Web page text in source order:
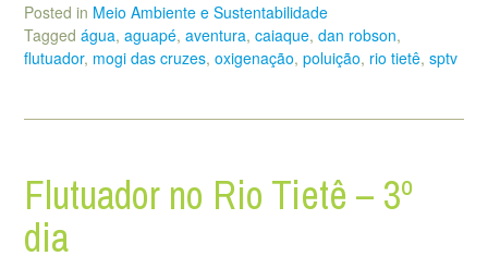
Posted in Meio Ambiente e Sustentabilidade
Tagged água, aguapé, aventura, caiaque, dan robson,
flutuador, mogi das cruzes, oxigenação, poluição, rio tietê, sptv
Flutuador no Rio Tietê – 3º
dia